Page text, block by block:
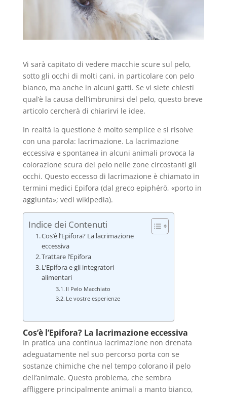
Vi sarà capitato di vedere macchie scure sul pelo,
sotto gli occhi di molti cani, in particolare con pelo
bianco, ma anche in alcuni gatti. Se vi siete chiesti
qual’è la causa dell’imbrunirsi del pelo, questo breve
articolo cercherà di chiarirvi le idee.
In realtà la questione è molto semplice e si risolve
con una parola: lacrimazione. La lacrimazione
eccessiva e spontanea in alcuni animali provoca la
colorazione scura del pelo nelle zone circostanti gli
occhi. Questo eccesso di lacrimazione è chiamato in
termini medici Epifora (dal greco epiphérō, «porto in
aggiunta»; vedi wikipedia).
Indice dei Contenuti
Cos’è l’Epifora? La lacrimazione
eccessiva
Trattare l’Epifora
L’Epifora e gli integratori
alimentari
Il Pelo Macchiato
Le vostre esperienze
Cos’è l’Epifora? La lacrimazione eccessiva
In pratica una continua lacrimazione non drenata
adeguatamente nel suo percorso porta con se
sostanze chimiche che nel tempo colorano il pelo
dell’animale. Questo problema, che sembra
affliggere principalmente animali a manto bianco,